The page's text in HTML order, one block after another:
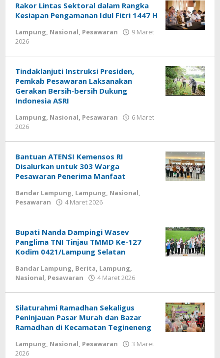
Rakor Lintas Sektoral dalam Rangka
Kesiapan Pengamanan Idul Fitri 1447 H
Lampung, Nasional, Pesawaran
9 Maret
2026
Tindaklanjuti Instruksi Presiden,
Pemkab Pesawaran Laksanakan
Gerakan Bersih-bersih Dukung
Indonesia ASRI
Lampung, Nasional, Pesawaran
6 Maret
2026
Bantuan ATENSI Kemensos RI
Disalurkan untuk 303 Warga
Pesawaran Penerima Manfaat
Bandar Lampung, Lampung, Nasional,
Pesawaran
4 Maret 2026
Bupati Nanda Dampingi Wasev
Panglima TNI Tinjau TMMD Ke-127
Kodim 0421/Lampung Selatan
Bandar Lampung, Berita, Lampung,
Nasional, Pesawaran 4 Maret 2026
Silaturahmi Ramadhan Sekaligus
Peninjauan Pasar Murah dan Bazar
Ramadhan di Kecamatan Tegineneng
Lampung, Nasional, Pesawaran
3 Maret
2026